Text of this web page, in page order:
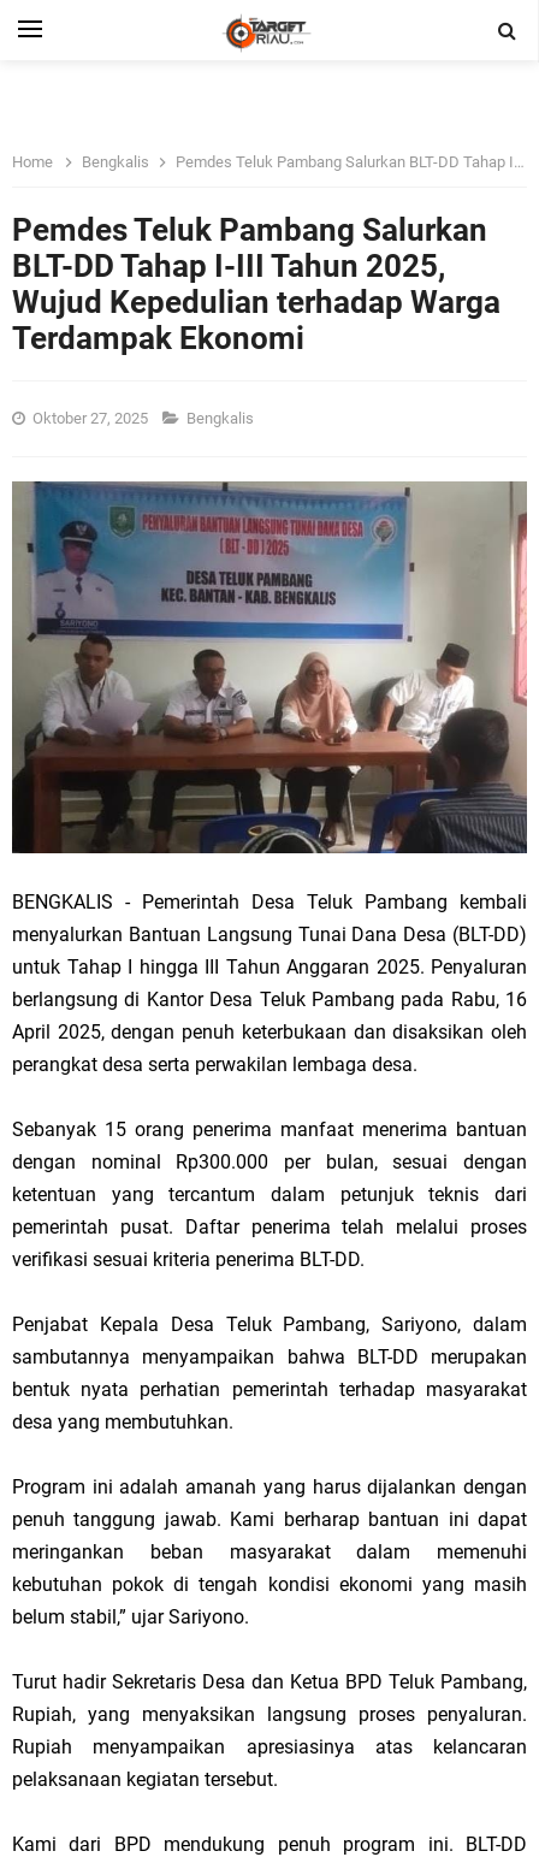
Home Bengkalis Pemdes Teluk Pambang Salurkan BLT-DD Tahap I-III Tahun 2025, Wujud Kepedulian terhadap Warga Terdampak Ekonomi
Pemdes Teluk Pambang Salurkan
BLT-DD Tahap I-III Tahun 2025,
Wujud Kepedulian terhadap Warga
Terdampak Ekonomi
Oktober 27, 2025 Bengkalis
BENGKALIS - Pemerintah Desa Teluk Pambang kembali
menyalurkan Bantuan Langsung Tunai Dana Desa (BLT-DD)
untuk Tahap I hingga III Tahun Anggaran 2025. Penyaluran
berlangsung di Kantor Desa Teluk Pambang pada Rabu, 16
April 2025, dengan penuh keterbukaan dan disaksikan oleh
perangkat desa serta perwakilan lembaga desa.
Sebanyak 15 orang penerima manfaat menerima bantuan
dengan nominal Rp300.000 per bulan, sesuai dengan
ketentuan yang tercantum dalam petunjuk teknis dari
pemerintah pusat. Daftar penerima telah melalui proses
verifikasi sesuai kriteria penerima BLT-DD.
Penjabat Kepala Desa Teluk Pambang, Sariyono, dalam
sambutannya menyampaikan bahwa BLT-DD merupakan
bentuk nyata perhatian pemerintah terhadap masyarakat
desa yang membutuhkan.
Program ini adalah amanah yang harus dijalankan dengan
penuh tanggung jawab. Kami berharap bantuan ini dapat
meringankan beban masyarakat dalam memenuhi
kebutuhan pokok di tengah kondisi ekonomi yang masih
belum stabil,” ujar Sariyono.
Turut hadir Sekretaris Desa dan Ketua BPD Teluk Pambang,
Rupiah, yang menyaksikan langsung proses penyaluran.
Rupiah menyampaikan apresiasinya atas kelancaran
pelaksanaan kegiatan tersebut.
Kami dari BPD mendukung penuh program ini. BLT-DD